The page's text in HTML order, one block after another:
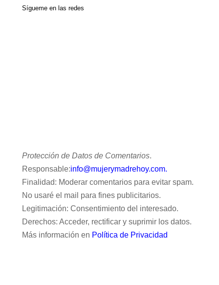
Sígueme en las redes
Protección de Datos de Comentarios.
Responsable:info@mujerymadrehoy.com.
Finalidad: Moderar comentarios para evitar spam.
No usaré el mail para fines publicitarios.
Legitimación: Consentimiento del interesado.
Derechos: Acceder, rectificar y suprimir los datos.
Más información en Política de Privacidad